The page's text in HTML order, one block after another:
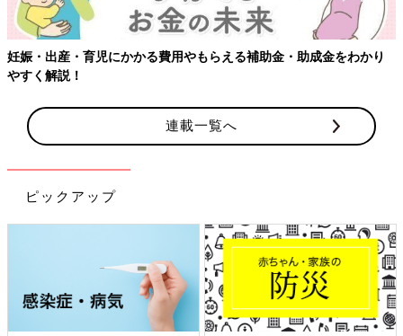
妊娠・出産・育児にかかる費用やもらえる補助金・助成金をわかり
やすく解説！
連載一覧へ
ピックアップ